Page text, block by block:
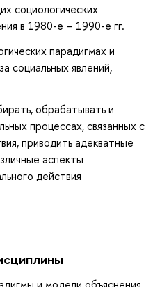
социологических
в 1980-е – 1990-е гг.
парадигмах и
социальных явлений,
обрабатывать и
процессах, связанных с
приводить адекватные
аспекты
действия